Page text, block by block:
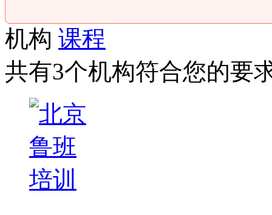
机构 课程
共有3个机构符合您的要